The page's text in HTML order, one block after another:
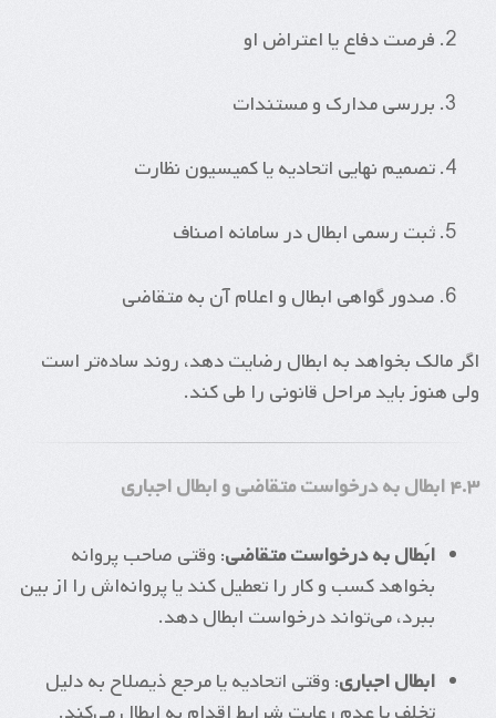
فرصت دفاع یا اعتراض او
بررسی مدارک و مستندات
تصمیم نهایی اتحادیه یا کمیسیون نظارت
ثبت رسمی ابطال در سامانه اصناف
صدور گواهی ابطال و اعلام آن به متقاضی
اگر مالک بخواهد به ابطال رضایت دهد، روند ساده‌تر است
ولی هنوز باید مراحل قانونی را طی کند.
۴.۳ ابطال به درخواست متقاضی و ابطال اجباری
ابَطال به درخواست متقاضی: وقتی صاحب پروانه
بخواهد کسب و کار را تعطیل کند یا پروانه‌اش را از بین
ببرد، می‌تواند درخواست ابطال دهد.
ابطال اجباری: وقتی اتحادیه یا مرجع ذیصلاح به دلیل